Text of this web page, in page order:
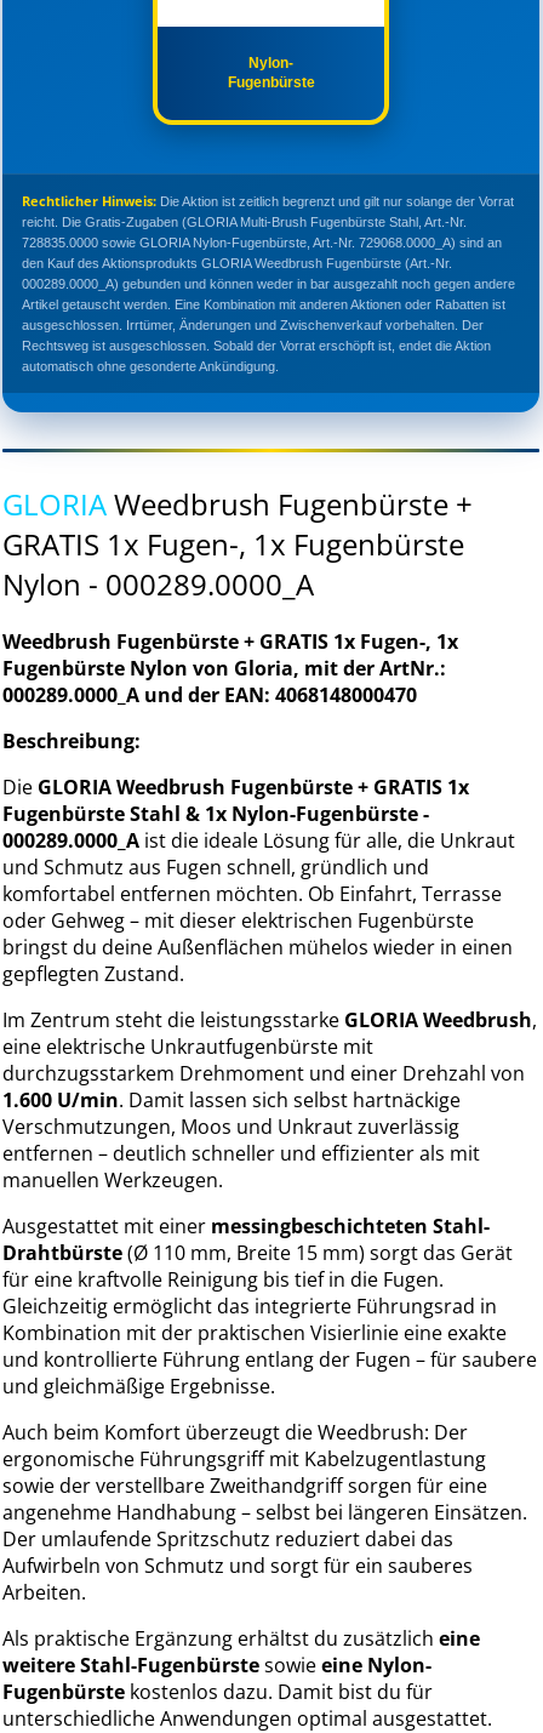
Nylon-
Fugenbürste
Rechtlicher Hinweis: Die Aktion ist zeitlich begrenzt und gilt nur solange der Vorrat
reicht. Die Gratis-Zugaben (GLORIA Multi-Brush Fugenbürste Stahl, Art.-Nr.
728835.0000 sowie GLORIA Nylon-Fugenbürste, Art.-Nr. 729068.0000_A) sind an
den Kauf des Aktionsprodukts GLORIA Weedbrush Fugenbürste (Art.-Nr.
000289.0000_A) gebunden und können weder in bar ausgezahlt noch gegen andere
Artikel getauscht werden. Eine Kombination mit anderen Aktionen oder Rabatten ist
ausgeschlossen. Irrtümer, Änderungen und Zwischenverkauf vorbehalten. Der
Rechtsweg ist ausgeschlossen. Sobald der Vorrat erschöpft ist, endet die Aktion
automatisch ohne gesonderte Ankündigung.
GLORIAWeedbrush Fugenbürste +
GRATIS 1x Fugen-, 1x Fugenbürste
Nylon - 000289.0000_A
Weedbrush Fugenbürste + GRATIS 1x Fugen-, 1x
Fugenbürste Nylon von Gloria, mit der ArtNr.:
000289.0000_A und der EAN: 4068148000470
Beschreibung:
Die GLORIA Weedbrush Fugenbürste + GRATIS 1x
Fugenbürste Stahl & 1x Nylon-Fugenbürste -
000289.0000_A ist die ideale Lösung für alle, die Unkraut
und Schmutz aus Fugen schnell, gründlich und
komfortabel entfernen möchten. Ob Einfahrt, Terrasse
oder Gehweg – mit dieser elektrischen Fugenbürste
bringst du deine Außenflächen mühelos wieder in einen
gepflegten Zustand.
Im Zentrum steht die leistungsstarke GLORIA Weedbrush,
eine elektrische Unkrautfugenbürste mit
durchzugsstarkem Drehmoment und einer Drehzahl von
1.600 U/min. Damit lassen sich selbst hartnäckige
Verschmutzungen, Moos und Unkraut zuverlässig
entfernen – deutlich schneller und effizienter als mit
manuellen Werkzeugen.
Ausgestattet mit einer messingbeschichteten Stahl-
Drahtbürste(Ø 110 mm, Breite 15 mm) sorgt das Gerät
für eine kraftvolle Reinigung bis tief in die Fugen.
Gleichzeitig ermöglicht das integrierte Führungsrad in
Kombination mit der praktischen Visierlinie eine exakte
und kontrollierte Führung entlang der Fugen – für saubere
und gleichmäßige Ergebnisse.
Auch beim Komfort überzeugt die Weedbrush: Der
ergonomische Führungsgriff mit Kabelzugentlastung
sowie der verstellbare Zweithandgriff sorgen für eine
angenehme Handhabung – selbst bei längeren Einsätzen.
Der umlaufende Spritzschutz reduziert dabei das
Aufwirbeln von Schmutz und sorgt für ein sauberes
Arbeiten.
Als praktische Ergänzung erhältst du zusätzlicheine
weitere Stahl-Fugenbürstesowieeine Nylon-
Fugenbürste kostenlos dazu. Damit bist du für
unterschiedliche Anwendungen optimal ausgestattet.